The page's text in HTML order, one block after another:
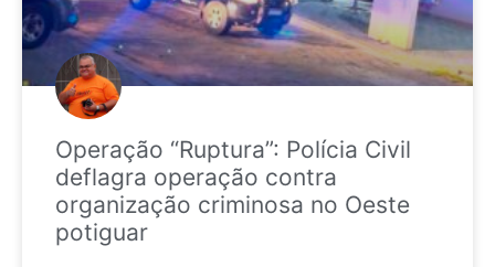
Operação “Ruptura”: Polícia Civil
deflagra operação contra
organização criminosa no Oeste
potiguar